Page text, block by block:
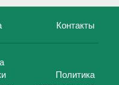
Контакты
Политика